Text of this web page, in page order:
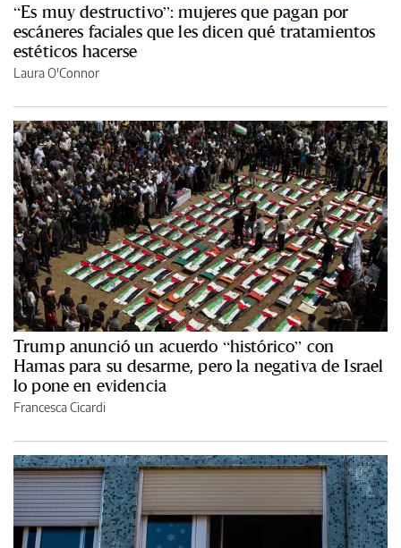
“Es muy destructivo”: mujeres que pagan por
escáneres faciales que les dicen qué tratamientos
estéticos hacerse
Laura O'Connor
Trump anunció un acuerdo “histórico” con
Hamas para su desarme, pero la negativa de Israel
lo pone en evidencia
Francesca Cicardi